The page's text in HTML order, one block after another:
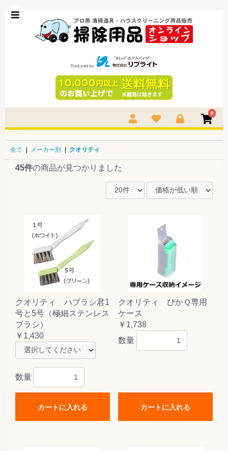
0
全て | メーカー別 | クオリティ
45件の商品が見つかりました
クオリティ ハブラシ君1
号と5号（極細ステンレス
ブラシ）
￥1,430
数量
カートに入れる
クオリティ ぴかＱ専用
ケース
￥1,738
数量
カートに入れる